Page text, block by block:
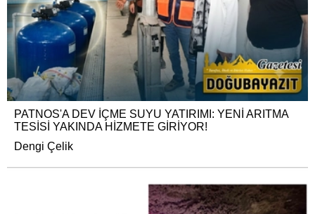
PATNOS'A DEV İÇME SUYU YATIRIMI: YENİ ARITMA
TESİSİ YAKINDA HİZMETE GİRİYOR!
Dengi Çelik